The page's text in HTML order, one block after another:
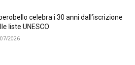
celebra i 30 anni dall’iscrizione
liste UNESCO
2026